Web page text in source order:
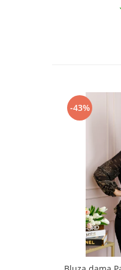
-43%